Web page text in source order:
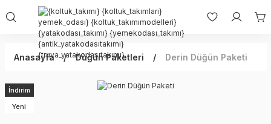
Anasayfa Düğün Paketleri Derin Düğün Paketi
İndirim
Yeni